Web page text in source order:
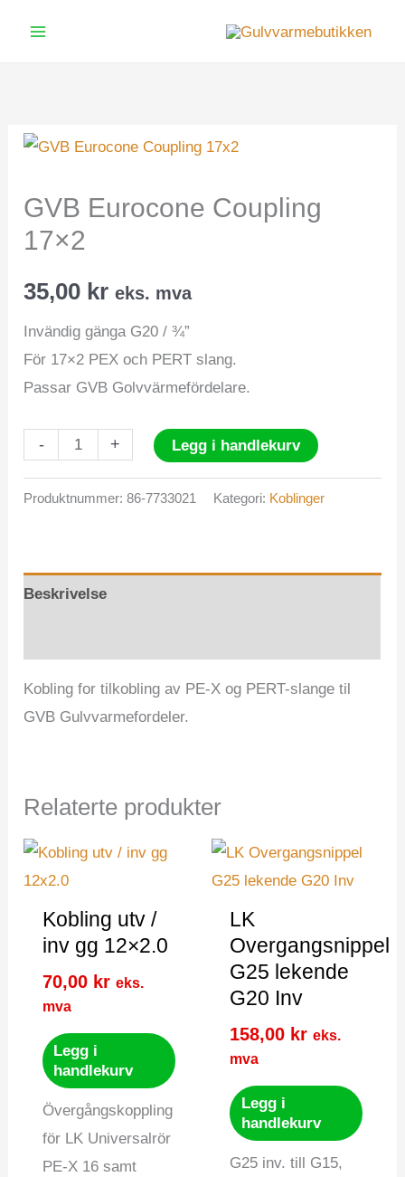
GVB Eurocone Coupling
17×2
35,00 kr eks. mva
Invändig gänga G20 / ¾”
För 17×2 PEX och PERT slang.
Passar GVB Golvvärmefördelare.
-
GVB
Coupling
+ Legg i handlekurv
Produktnummer:86-7733021 Kategori: Koblinger
Beskrivelse
Kobling for tilkobling av PE-X og PERT-slange til
GVB Gulvvarmefordeler.
Relaterte produkter
Kobling utv /
inv gg 12×2.0
70,00 kr eks.
mva
Legg i
handlekurv
Övergångskoppling
för LK Universalrör
PE-X 16 samt
LK
Overgangsnippel
G25 lekende
G20 Inv
158,00 kr eks.
mva
Legg i
handlekurv
G25 inv. till G15,